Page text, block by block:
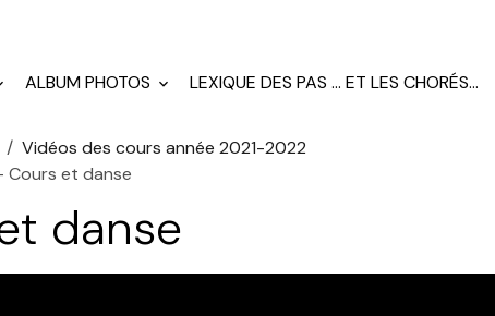
ALBUM PHOTOS LEXIQUE DES PAS ... ET LES CHORÉS...
Vidéos des cours année 2021-2022
Cours et danse
danse